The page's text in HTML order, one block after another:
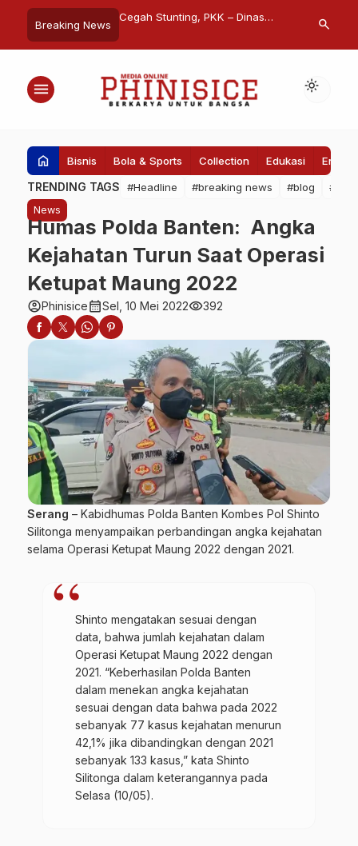
Breaking News
City Changers
Cegah Stunting, PKK – Dinas
Dorong Peningkatan Konsumsi
Kepala
Teknis
search
menu light_mode
home Bisnis Bola & Sports Collection Edukasi
TRENDING TAGS #Headline #breaking news #blog
News
Humas Polda Banten: Angka
Kejahatan Turun Saat Operasi
Ketupat Maung 2022
account_circlePhinisicecalendar_monthSel, 10 Mei 2022visibility392
Serang – Kabidhumas Polda Banten Kombes Pol Shinto
Silitonga menyampaikan perbandingan angka kejahatan
selama Operasi Ketupat Maung 2022 dengan 2021.
Shinto mengatakan sesuai dengan
data, bahwa jumlah kejahatan dalam
Operasi Ketupat Maung 2022 dengan
2021. “Keberhasilan Polda Banten
dalam menekan angka kejahatan
sesuai dengan data bahwa pada 2022
sebanyak 77 kasus kejahatan menurun
42,1% jika dibandingkan dengan 2021
sebanyak 133 kasus,” kata Shinto
Silitonga dalam keterangannya pada
Selasa (10/05).